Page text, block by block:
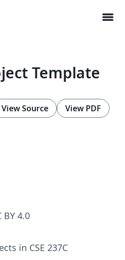
menu
Template
View Source View PDF
BY 4.0
in CSE 237C